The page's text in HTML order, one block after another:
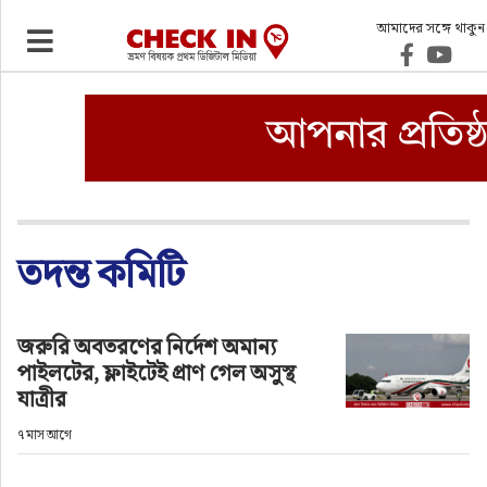
আমাদের সঙ্গে থাকুন
ভ্রমণ
ওটিএ
বিদেশযাত্রা
প্রবাস
তদন্ত কমিটি
জরুরি অবতরণের নির্দেশ অমান্য
পাইলটের, ফ্লাইটেই প্রাণ গেল অসুস্থ
যাত্রীর
৭ মাস আগে